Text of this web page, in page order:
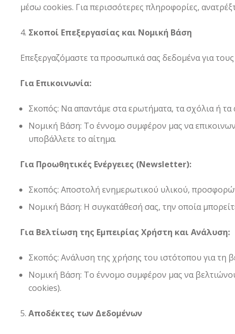
μέσω cookies. Για περισσότερες πληροφορίες,
Σκοποί Επεξεργασίας και Νομική Βάση
Επεξεργαζόμαστε τα προσωπικά σας δεδομένα για
Για Επικοινωνία:
Σκοπός: Να απαντάμε στα ερωτήματα, τα σχόλια ή
Νομική Βάση: Το έννομο συμφέρον μας να
υποβάλλετε το αίτημα.
Για Προωθητικές Ενέργειες (Newsletter):
Σκοπός: Αποστολή ενημερωτικού υλικού,
Νομική Βάση: Η συγκατάθεσή σας, την οποία
Για Βελτίωση της Εμπειρίας Χρήστη και Ανάλυση:
Σκοπός: Ανάλυση της χρήσης του ιστότοπου για τη
Νομική Βάση: Το έννομο συμφέρον μας να
cookies).
Αποδέκτες των Δεδομένων